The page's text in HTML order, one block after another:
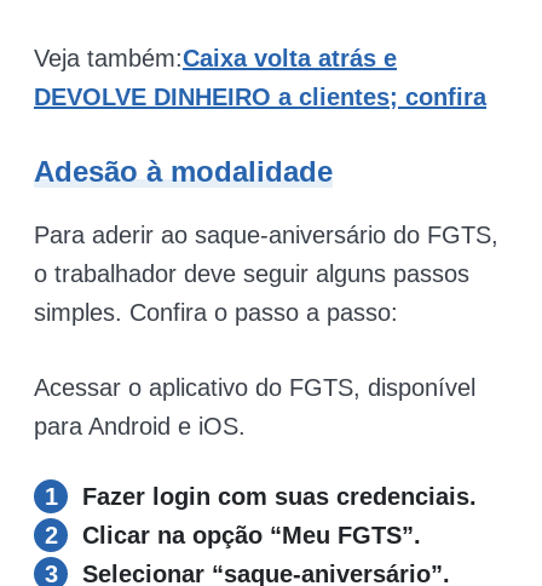
Veja também:Caixa volta atrás e
DEVOLVE DINHEIRO a clientes; confira
Adesão à modalidade
Para aderir ao saque-aniversário do FGTS,
o trabalhador deve seguir alguns passos
simples. Confira o passo a passo:
Acessar o aplicativo do FGTS, disponível
para Android e iOS.
Fazer login com suas credenciais.
Clicar na opção “Meu FGTS”.
Selecionar “saque-aniversário”.